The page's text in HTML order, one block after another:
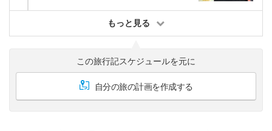
もっと見る
この旅行記スケジュールを元に
自分の旅の計画を作成する